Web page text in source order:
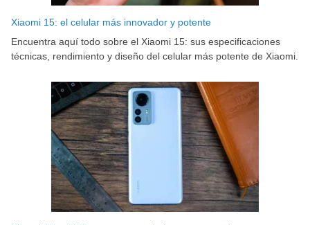
Xiaomi 15: el celular más innovador y potente
Encuentra aquí todo sobre el Xiaomi 15: sus especificaciones
técnicas, rendimiento y diseño del celular más potente de Xiaomi.